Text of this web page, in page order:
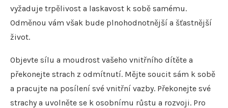
vyžaduje trpělivost a laskavost k sobě samému.
Odměnou vám však bude plnohodnotnější a šťastnější
život.
Objevte sílu a moudrost vašeho vnitřního dítěte a
překonejte strach z odmítnutí. Mějte soucit sám k sobě
a pracujte na posílení své vnitřní vazby. Překonejte své
strachy a uvolněte se k osobnímu růstu a rozvoji. Pro